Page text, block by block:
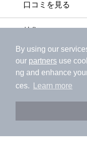
By using our
our partners use
ng and enhance
ces.
Learn more
口コミを見る
特集
ニフティ温泉から
温浴施設ランキング
月間温泉ランキン